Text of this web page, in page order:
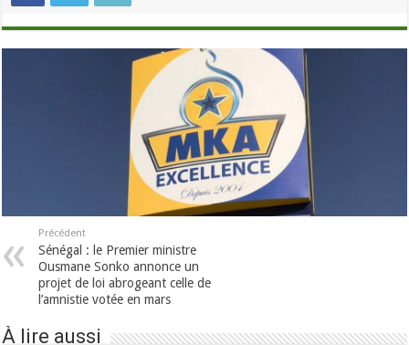
Précédent
Sénégal : le Premier ministre
Ousmane Sonko annonce un
projet de loi abrogeant celle de
l’amnistie votée en mars
À lire aussi